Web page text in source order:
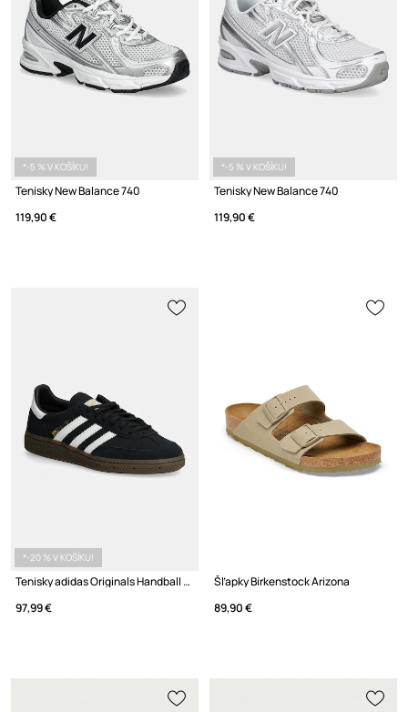
*-5 % V KOŠÍKU!
Tenisky New Balance 740
119,90 €
*-5 % V KOŠÍKU!
Tenisky New Balance 740
119,90 €
*-20 % V KOŠÍKU!
Tenisky adidas Originals Handball Spezial
97,99 €
Šľapky Birkenstock Arizona
89,90 €